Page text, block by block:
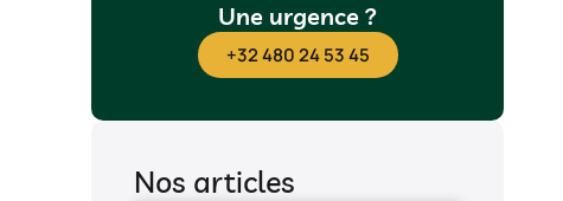
Une urgence ?
+32 480 24 53 45
Nos articles